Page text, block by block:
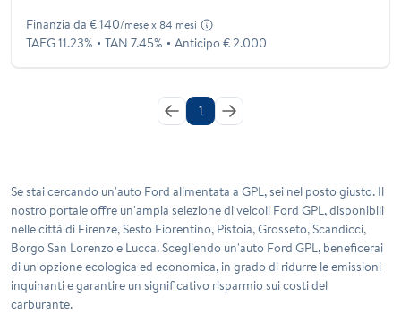
Finanzia da € 140/mese x 84 mesi
TAEG 11.23% TAN 7.45% Anticipo € 2.000
1
Se stai cercando un'auto Ford alimentata a GPL, sei nel posto giusto. Il
nostro portale offre un'ampia selezione di veicoli Ford GPL, disponibili
nelle città di Firenze, Sesto Fiorentino, Pistoia, Grosseto, Scandicci,
Borgo San Lorenzo e Lucca. Scegliendo un'auto Ford GPL, beneficerai
di un'opzione ecologica ed economica, in grado di ridurre le emissioni
inquinanti e garantire un significativo risparmio sui costi del
carburante.